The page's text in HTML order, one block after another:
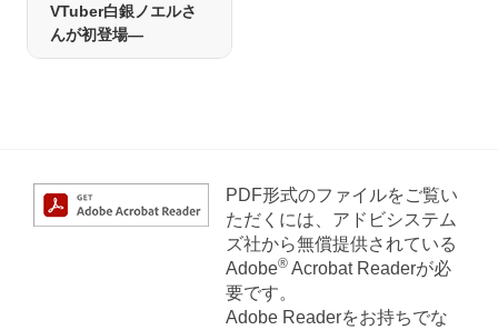
VTuber白銀ノエルさ
んが初登場―
PDF形式のファイルをご覧い
ただくには、アドビシステム
ズ社から無償提供されている
Adobe®Acrobat Readerが必
要です。
Adobe Readerをお持ちでな